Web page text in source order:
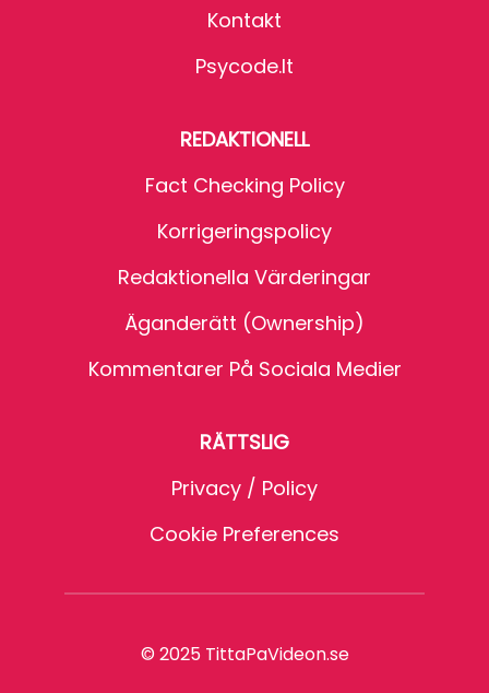
Kontakt
Psycode.it
REDAKTIONELL
Fact Checking Policy
Korrigeringspolicy
Redaktionella Värderingar
Äganderätt (Ownership)
Kommentarer På Sociala Medier
RÄTTSLIG
Privacy / Policy
Cookie Preferences
© 2025 TittaPaVideon.se